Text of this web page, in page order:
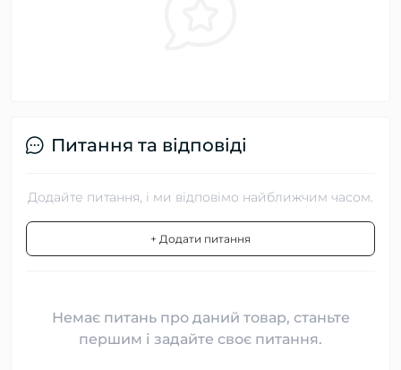
Питання та відповіді
Додайте питання, і ми відповімо найближчим часом.
+ Додати питання
Немає питань про даний товар, станьте
першим і задайте своє питання.